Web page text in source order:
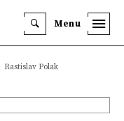
Menu
Rastislav Polak